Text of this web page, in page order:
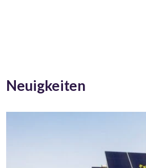
Neuigkeiten